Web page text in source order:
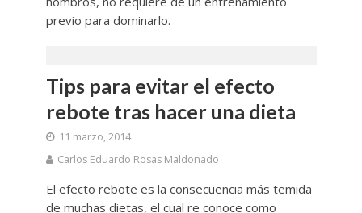
previo para dominarlo.
Tips para evitar el efecto
rebote tras hacer una dieta
11 marzo, 2014
Carlos Eduardo Rosas Maldonado
El efecto rebote es la consecuencia más temida
de muchas dietas, el cual re conoce como